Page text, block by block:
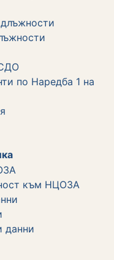
по Наредба 1 на
към НЦОЗА
данни